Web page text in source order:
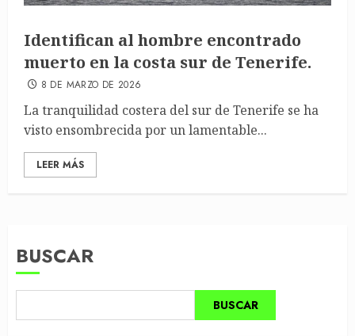
Identifican al hombre encontrado
muerto en la costa sur de Tenerife.
8 DE MARZO DE 2026
La tranquilidad costera del sur de Tenerife se ha
visto ensombrecida por un lamentable...
LEER MÁS
BUSCAR
BUSCAR